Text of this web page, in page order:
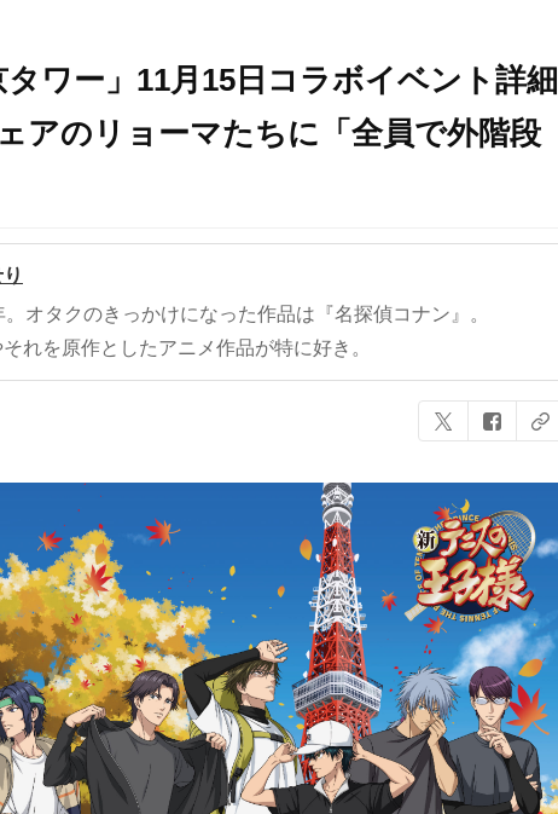
タワー」11月15日コラボイベント詳細
アのリョーマたちに「全員で外階段
オタクのきっかけになった作品は『名探偵コナン』。
れを原作としたアニメ作品が特に好き。